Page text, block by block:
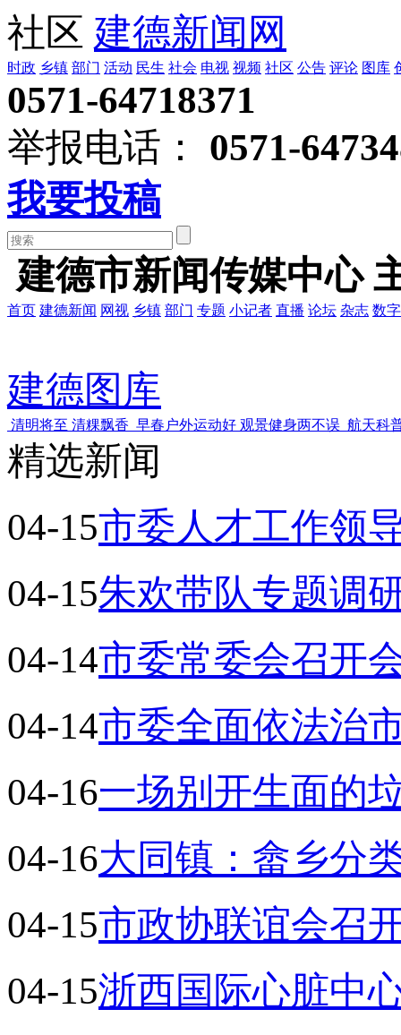
社区 建德新闻网
时政 乡镇 部门 活动 民生 社会 电视 视频 社区 公告 评论 图库
0571-64718371
举报电话：
0571-
我要投稿
建德市新闻传媒中心
首页 建德新闻 网视 乡镇 部门 专题 小记者 直播 论坛 杂志 数
建德图库
清明将至 清粿飘香 早春户外运动好 观景健身两不误 航天科
精选新闻
04-15市委人才工作领
04-15朱欢带队专题调
04-14市委常委会召开
04-14市委全面依法治
04-16一场别开生面的
04-16大同镇：畲乡分
04-15市政协联谊会召
04-15浙西国际心脏中